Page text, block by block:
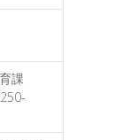
育課